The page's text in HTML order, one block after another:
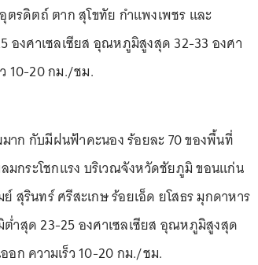
รดิตถ์ ตาก สุโขทัย กำแพงเพชร และ
งศาเซลเซียส อุณหภูมิสูงสุด 32-33 องศา
10-20 กม./ชม.
าก กับมีฝนฟ้าคะนอง ร้อยละ 70 ของพื้นที่
กระโชกแรง บริเวณจังหวัดชัยภูมิ ขอนแก่น
สุรินทร์ ศรีสะเกษ ร้อยเอ็ด ยโสธร มุกดาหาร
ำสุด 23-25 องศาเซลเซียส อุณหภูมิสูงสุด
อก ความเร็ว 10-20 กม./ชม.